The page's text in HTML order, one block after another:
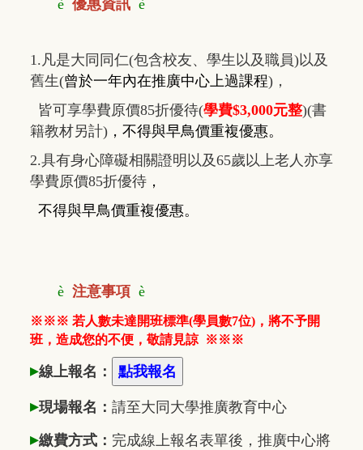
è 優惠資訊 è
1.凡是大同同仁(包含校友、學生以及職員)以及
舊生(曾於一年內在推廣中心上過課程)，
皆可享學費原價85折優待(學費$3,000元整)(書
籍教材另計) ， 不得與早鳥價重複優惠。
2.具有身心障礙相關證明以及65歲以上老人亦享
學費原價85折優待 ，
不得與早鳥價重複優惠。
è 注意事項 è
※※※ 若人數未達開班標準(學員數7位)，將不予開
班，造成您的不便，敬請見諒 ※※※
▸線上報名：
▸現場報名： 請至大同大學推廣教育中心
▸繳費方式： 完成線上報名表單後，推廣中心將